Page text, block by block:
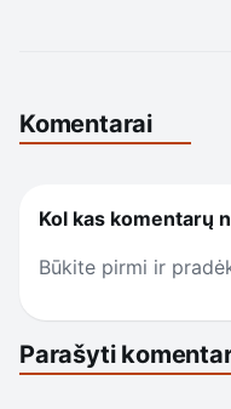
Komentarai
Kol kas komentarų
Būkite pirmi ir
Parašyti